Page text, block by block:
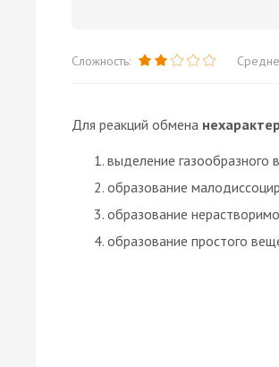
Сложность:
Для реакций обмена
выделение газообразного
образование
образование
образование простого